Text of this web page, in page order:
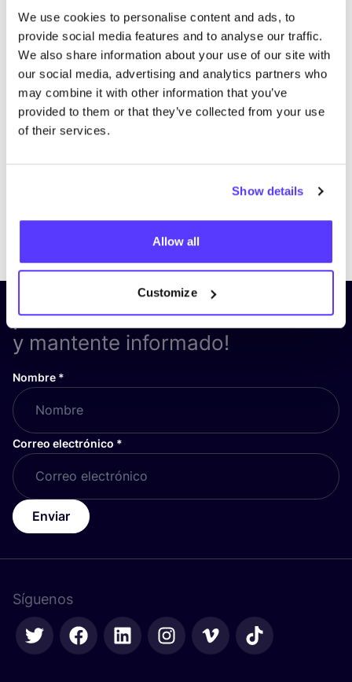
We use cookies to personalise content and ads, to
provide social media features and to analyse our traffic.
We also share information about your use of our site with
our social media, advertising and analytics partners who
may combine it with other information that you’ve
provided to them or that they’ve collected from your use
of their services.
Show details
Allow all
Customize
¡Suscríbete a nuestro boletín
y mantente informado!
Nombre *
Correo electrónico *
Enviar
Síguenos